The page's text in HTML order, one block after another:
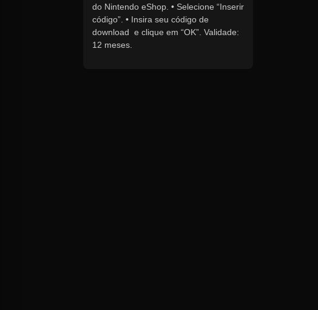
do Nintendo eShop. • Selecione “Inserir
código”. • Insira seu código de
download e clique em “OK”. Validade:
12 meses.